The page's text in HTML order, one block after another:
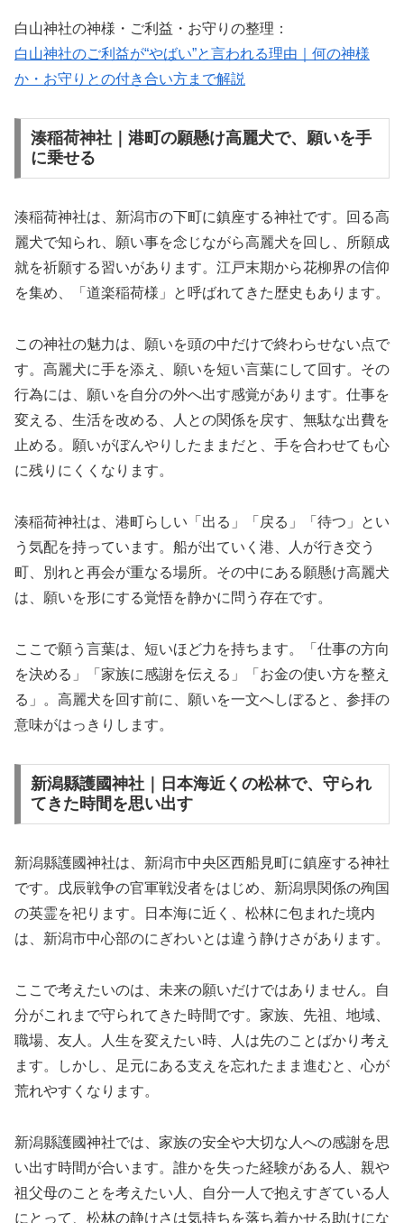
白山神社の神様・ご利益・お守りの整理：
白山神社のご利益が“やばい”と言われる理由｜何の神様
か・お守りとの付き合い方まで解説
湊稲荷神社｜港町の願懸け高麗犬で、願いを手
に乗せる
湊稲荷神社は、新潟市の下町に鎮座する神社です。回る高
麗犬で知られ、願い事を念じながら高麗犬を回し、所願成
就を祈願する習いがあります。江戸末期から花柳界の信仰
を集め、「道楽稲荷様」と呼ばれてきた歴史もあります。
この神社の魅力は、願いを頭の中だけで終わらせない点で
す。高麗犬に手を添え、願いを短い言葉にして回す。その
行為には、願いを自分の外へ出す感覚があります。仕事を
変える、生活を改める、人との関係を戻す、無駄な出費を
止める。願いがぼんやりしたままだと、手を合わせても心
に残りにくくなります。
湊稲荷神社は、港町らしい「出る」「戻る」「待つ」とい
う気配を持っています。船が出ていく港、人が行き交う
町、別れと再会が重なる場所。その中にある願懸け高麗犬
は、願いを形にする覚悟を静かに問う存在です。
ここで願う言葉は、短いほど力を持ちます。「仕事の方向
を決める」「家族に感謝を伝える」「お金の使い方を整え
る」。高麗犬を回す前に、願いを一文へしぼると、参拝の
意味がはっきりします。
新潟縣護國神社｜日本海近くの松林で、守られ
てきた時間を思い出す
新潟縣護國神社は、新潟市中央区西船見町に鎮座する神社
です。戊辰戦争の官軍戦没者をはじめ、新潟県関係の殉国
の英霊を祀ります。日本海に近く、松林に包まれた境内
は、新潟市中心部のにぎわいとは違う静けさがあります。
ここで考えたいのは、未来の願いだけではありません。自
分がこれまで守られてきた時間です。家族、先祖、地域、
職場、友人。人生を変えたい時、人は先のことばかり考え
ます。しかし、足元にある支えを忘れたまま進むと、心が
荒れやすくなります。
新潟縣護國神社では、家族の安全や大切な人への感謝を思
い出す時間が合います。誰かを失った経験がある人、親や
祖父母のことを考えたい人、自分一人で抱えすぎている人
にとって、松林の静けさは気持ちを落ち着かせる助けにな